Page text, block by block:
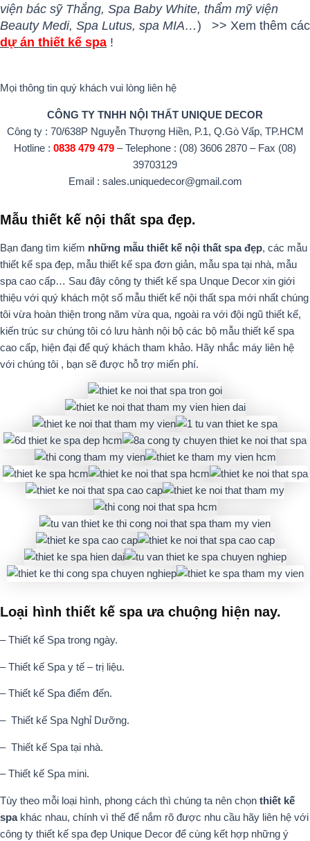
viện bác sỹ Thắng, Spa Baby White, thẩm mỹ viện
Beauty Medi, Spa Lutus, spa MIA…) >> Xem thêm các
dự án thiết kế spa !
Mọi thông tin quý khách vui lòng liên hệ
CÔNG TY TNHH NỘI THẤT UNIQUE DECOR
Công ty : 70/638P Nguyễn Thượng Hiền, P.1, Q.Gò Vấp, TP.HCM
Hotline : 0838 479 479 – Telephone : (08) 3606 2870 – Fax (08)
39703129
Email : sales.uniquedecor@gmail.com
Mẫu thiết kế nội thất spa đẹp.
Bạn đang tìm kiếm những mẫu thiết kế nội thất spa đẹp, các mẫu
thiết kế spa đẹp, mẫu thiết kế spa đơn giản, mẫu spa tại nhà, mẫu
spa cao cấp… Sau đây công ty thiết kế spa Unque Decor xin giới
thiệu với quý khách một số mẫu thiết kế nội thất spa mới nhất chúng
tôi vừa hoàn thiện trong năm vừa qua, ngoài ra với đội ngũ thiết kế,
kiến trúc sư chúng tôi có lưu hành nội bộ các bộ mẫu thiết kế spa
cao cấp, hiện đại để quý khách tham khảo. Hãy nhắc máy liên hệ
với chúng tôi , bạn sẽ được hỗ trợ miến phí.
Loại hình thiết kế spa ưa chuộng hiện nay.
– Thiết kế Spa trong ngày.
– Thiết kế Spa y tế – trị liệu.
– Thiết kế Spa điểm đến.
– Thiết kế Spa Nghỉ Dưỡng.
– Thiết kế Spa tại nhà.
– Thiết kế Spa mini.
Tùy theo mỗi loại hình, phong cách thì chúng ta nên chọn thiết kế
spakhác nhau, chính vì thế để nắm rõ được nhu cầu hãy liên hệ với
công ty thiết kế spa đẹp Unique Decor để cùng kết hợp những ý